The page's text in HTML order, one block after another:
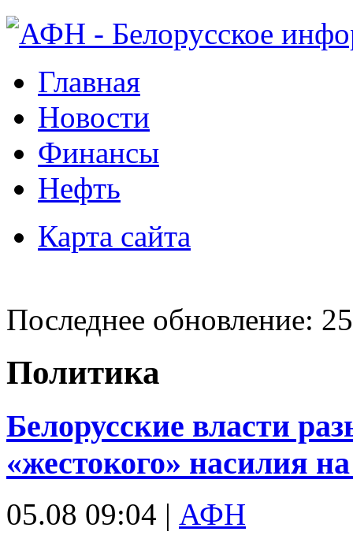
Главная
Новости
Финансы
Нефть
Карта сайта
Последнее обновление:
Политика
Белорусские власти
«жестокого» насилия
05.08 09:04 | АФН